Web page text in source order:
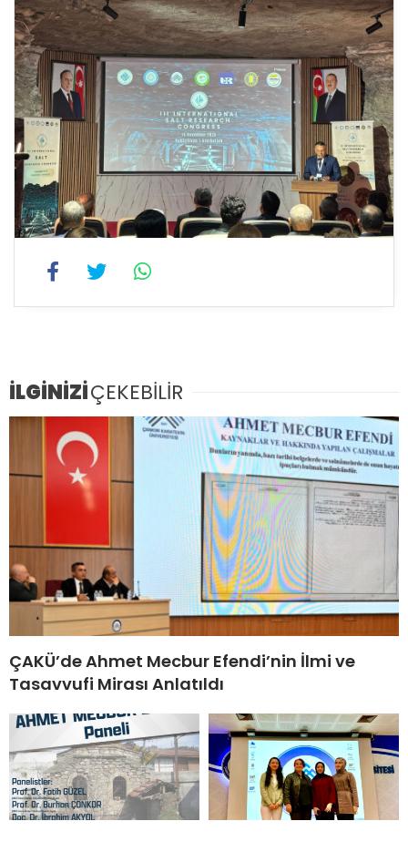
İLGİNİZİÇEKEBİLİR
ÇAKÜ’de Ahmet Mecbur Efendi’nin İlmi ve
Tasavvufi Mirası Anlatıldı